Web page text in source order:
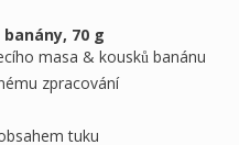
70 g
masa & kousků banánu
zpracování
tuku